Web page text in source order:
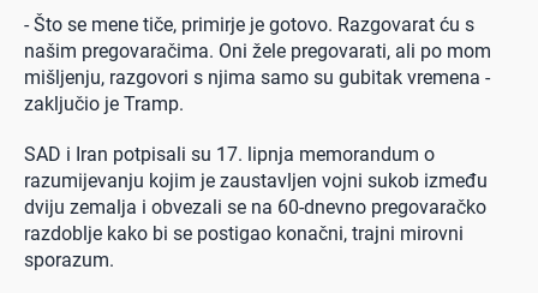
- Što se mene tiče, primirje je gotovo. Razgovarat ću s
našim pregovaračima. Oni žele pregovarati, ali po mom
mišljenju, razgovori s njima samo su gubitak vremena -
zaključio je Tramp.
SAD i Iran potpisali su 17. lipnja memorandum o
razumijevanju kojim je zaustavljen vojni sukob između
dviju zemalja i obvezali se na 60-dnevno pregovaračko
razdoblje kako bi se postigao konačni, trajni mirovni
sporazum.